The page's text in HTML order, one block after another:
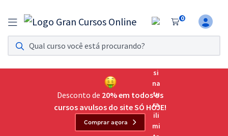
0
Assinatura Ilimitada 11
Acesso a todos os cursos. Teste grátis por 7 dias!
Assinatura OAB Até Passar
Acesso ilimitado a toda preparação para o Exame da
Residências Multiprofissionais
Desconto de 20% em todos os
cursos avulsos do site SÓ HOJE!
Comprar agora